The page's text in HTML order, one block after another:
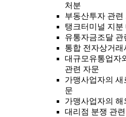
처분
부동산투자 관련
탱크터미널 지분
유통자금조달 관
통합 전자상거
대규모유통업자
관련 자문
가맹사업자의
문
가맹사업자의
대리점 분쟁 관